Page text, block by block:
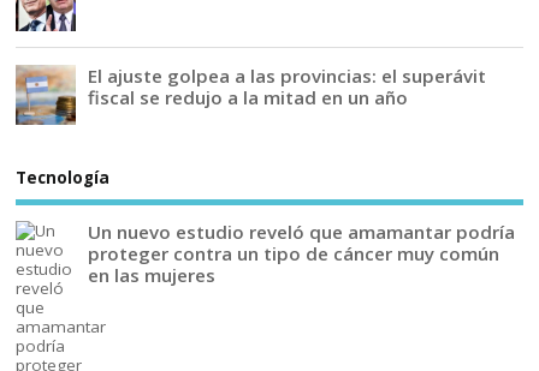
El ajuste golpea a las provincias: el superávit
fiscal se redujo a la mitad en un año
Tecnología
Un nuevo estudio reveló que amamantar podría
proteger contra un tipo de cáncer muy común
en las mujeres